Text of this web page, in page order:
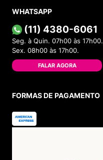
WHATSAPP
(11) 4380-6061
Seg. à Quin. 07h00 às 17h00.
Sex. 08h00 às 17h00.
FALAR AGORA
FORMAS DE PAGAMENTO